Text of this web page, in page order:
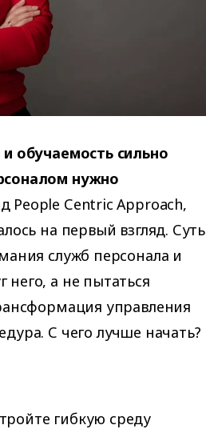
обучаемость сильно
нужно
People Сentric Аpproach,
на первый взгляд. Суть
служб персонала и
него, а не пытаться
управления
С чего лучше начать?
гибкую среду